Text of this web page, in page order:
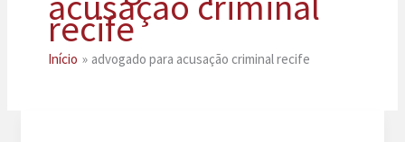
recife
Início advogado para acusação criminal recife